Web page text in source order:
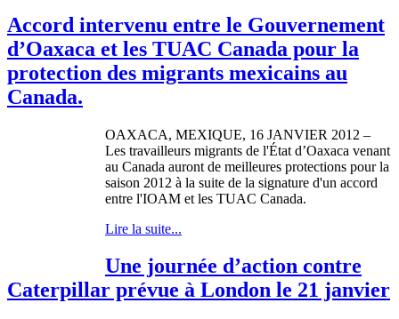
Accord intervenu entre le Gouvernement
d’Oaxaca et les TUAC Canada pour la
protection des migrants mexicains au
Canada.
OAXACA, MEXIQUE, 16 JANVIER 2012 –
Les travailleurs migrants de l'État d’Oaxaca venant
au Canada auront de meilleures protections pour la
saison 2012 à la suite de la signature d'un accord
entre l'IOAM et les TUAC Canada.
Lire la suite...
Une journée d’action contre
Caterpillar prévue à London le 21 janvier